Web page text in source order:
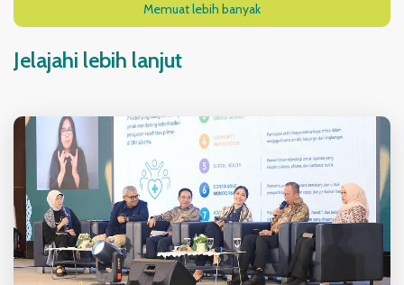
Memuat lebih banyak
Jelajahi lebih lanjut